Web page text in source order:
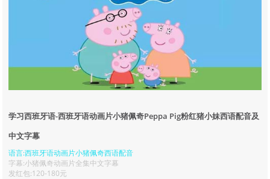
学习西班牙语-西班牙语动画片小猪佩奇Peppa Pig粉红猪小妹西语配音及
中文字幕
语言:西班牙语动画片小猪佩奇西语配音
字幕:小猪佩奇动画片全集中文字幕
发红包:120-180元